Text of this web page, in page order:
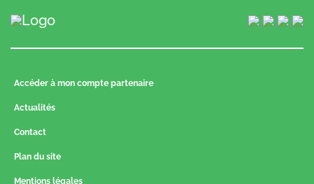
Accéder à mon compte partenaire
Actualités
Contact
Plan du site
Mentions légales